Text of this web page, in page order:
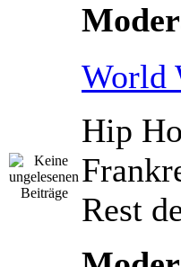
World
Hip
Rest